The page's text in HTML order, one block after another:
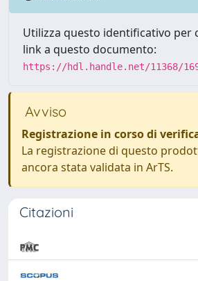
Utilizza questo identificativo per
link a questo documento:
https://hdl.handle.net/11368/
Avviso
Registrazione in corso di
La registrazione di questo
ancora stata validata in ArTS.
Citazioni